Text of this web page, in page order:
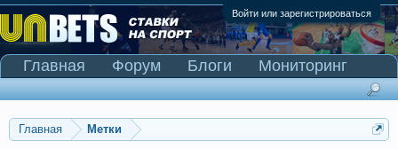
Войти или зарегистрироваться
Главная Метки
Главная Форум Блоги
Мониторинг
Сканер Pinnacle